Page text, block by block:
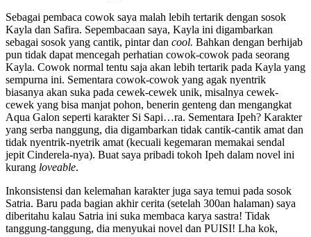
Sebagai pembaca cowok saya malah lebih tertarik dengan sosok
Kayla dan Safira. Sepembacaan saya, Kayla ini digambarkan
sebagai sosok yang cantik, pintar dan cool. Bahkan dengan berhijab
pun tidak dapat mencegah perhatian cowok-cowok pada seorang
Kayla. Cowok normal tentu saja akan lebih tertarik pada Kayla yang
sempurna ini. Sementara cowok-cowok yang agak nyentrik
biasanya akan suka pada cewek-cewek unik, misalnya cewek-
cewek yang bisa manjat pohon, benerin genteng dan mengangkat
Aqua Galon seperti karakter Si Sapi…ra. Sementara Ipeh? Karakter
yang serba nanggung, dia digambarkan tidak cantik-cantik amat dan
tidak nyentrik-nyetrik amat (kecuali kegemaran memakai sendal
jepit Cinderela-nya). Buat saya pribadi tokoh Ipeh dalam novel ini
kurang loveable.
Inkonsistensi dan kelemahan karakter juga saya temui pada sosok
Satria. Baru pada bagian akhir cerita (setelah 300an halaman) saya
diberitahu kalau Satria ini suka membaca karya sastra! Tidak
tanggung-tanggung, dia menyukai novel dan PUISI! Lha kok,